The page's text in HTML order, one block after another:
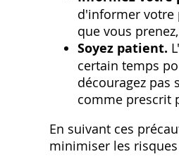
d'informer votre
que vous
Soyez patient.
certain temps
découragez pas
comme prescrit
En suivant ces
minimiser les